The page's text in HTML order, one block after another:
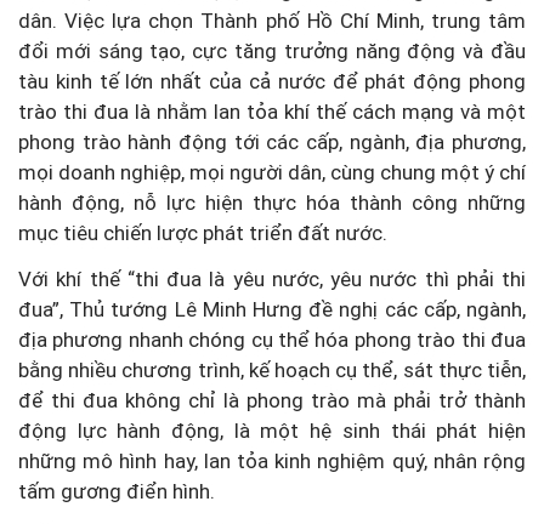
dân. Việc lựa chọn Thành phố Hồ Chí Minh, trung tâm
đổi mới sáng tạo, cực tăng trưởng năng động và đầu
tàu kinh tế lớn nhất của cả nước để phát động phong
trào thi đua là nhằm lan tỏa khí thế cách mạng và một
phong trào hành động tới các cấp, ngành, địa phương,
mọi doanh nghiệp, mọi người dân, cùng chung một ý chí
hành động, nỗ lực hiện thực hóa thành công những
mục tiêu chiến lược phát triển đất nước.
Với khí thế “thi đua là yêu nước, yêu nước thì phải thi
đua”, Thủ tướng Lê Minh Hưng đề nghị các cấp, ngành,
địa phương nhanh chóng cụ thể hóa phong trào thi đua
bằng nhiều chương trình, kế hoạch cụ thể, sát thực tiễn,
để thi đua không chỉ là phong trào mà phải trở thành
động lực hành động, là một hệ sinh thái phát hiện
những mô hình hay, lan tỏa kinh nghiệm quý, nhân rộng
tấm gương điển hình.